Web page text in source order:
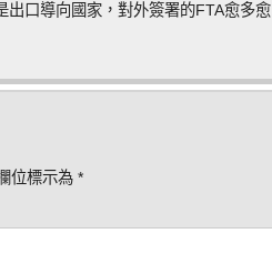
出口導向國家，對外簽署的FTA愈多愈
位標示為 *